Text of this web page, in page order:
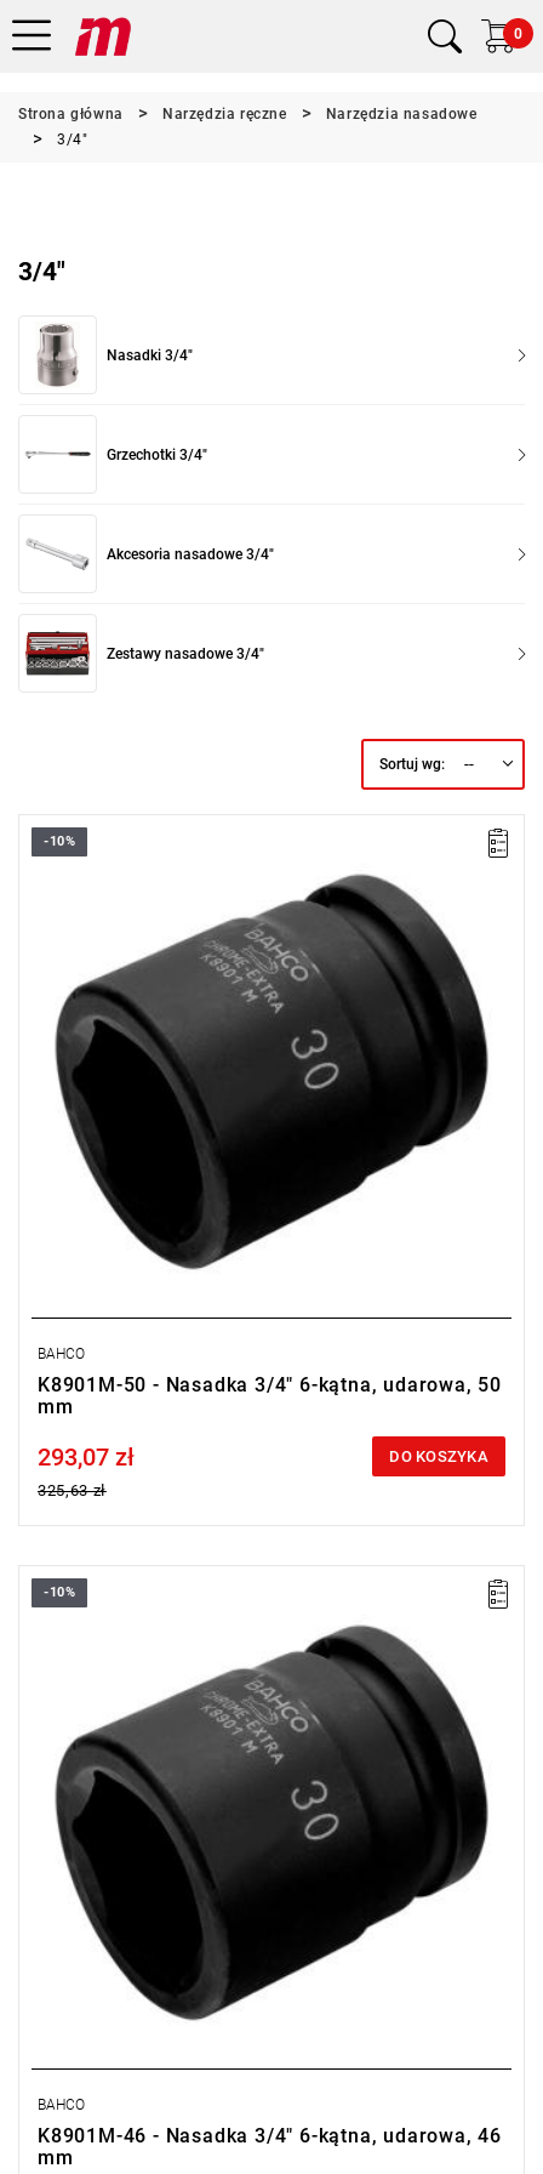
0
Strona główna Narzędzia ręczne
Narzędzia nasadowe
3/4"
3/4"
Nasadki 3/4"
Grzechotki 3/4"
Akcesoria nasadowe 3/4"
Zestawy nasadowe 3/4"
Sortuj wg: --
• Rozmiar: 50 mm
• Materiał: wysokiej jakości stal stopowa, idealna do użytku
udarowego
• Wykończenie: oksydowana
• W celu zapewnienia maksymalnego bezpieczeństwa należy
użyć sprężyn zaciskowych
-10%
BAHCO
K8901M-50 - Nasadka 3/4" 6-kątna, udarowa, 50
mm
Price tax included
293,07 zł
325,63 zł
DO KOSZYKA
• Rozmiar: 46 mm
• Materiał: wysokiej jakości stal stopowa, idealna do użytku
udarowego
• Wykończenie: oksydowana
• W celu zapewnienia maksymalnego bezpieczeństwa należy
użyć sprężyn zaciskowych
-10%
BAHCO
K8901M-46 - Nasadka 3/4" 6-kątna, udarowa, 46
mm